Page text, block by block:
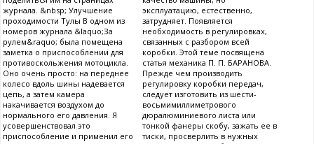
журнала. &nbsp; Улучшение
проходимости Тулы В одном из
номеров журнала &laquo;За
рулем&raquo; была помещена
заметка о приспособлении для
противоскольжения мотоцикла.
Оно очень просто: на переднее
колесо вдоль шины надевается
цепь, а затем камера
накачивается воздухом до
нормального его давления. Я
усовершенствовал это
приспособление и применил его
эксплуатацию, естественно,
затрудняет. Появляется
необходимость в регулировках,
связанных с разбором всей
коробки. Этой теме посвящена
статья механика П. П. БАРАНОВА.
Прежде чем производить
регулировку коробки передач,
следует изготовить из шести-
восьмимиллиметрового
дюралюминиевого листа или
тонкой фанеры скобу, зажать ее в
тиски, просверлить в нужных